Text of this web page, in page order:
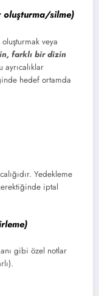
silme)
veya
farklı bir dizin
ayrıcalıklar
hedef ortamda
Yedekleme
iptal
gibi özel notlar